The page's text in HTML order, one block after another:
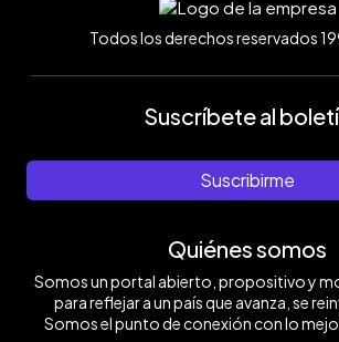
Todos los derechos reservados
Suscríbete al
Suscribirme
Quiénes somos
Somos un portal abierto, propositivo y
para reflejar a un país que avanza, se
Somos el punto de conexión con lo